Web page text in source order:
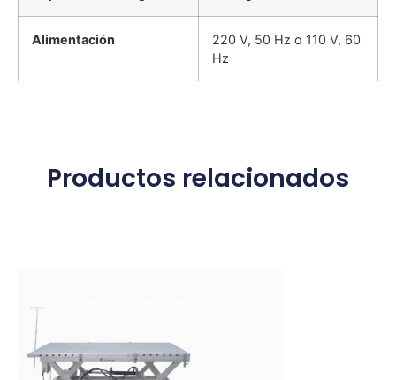
Alimentación
220 V, 50 Hz o 110 V, 60
Hz
Productos relacionados